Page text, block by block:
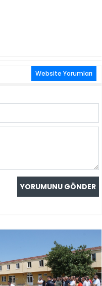
Website Yorumları